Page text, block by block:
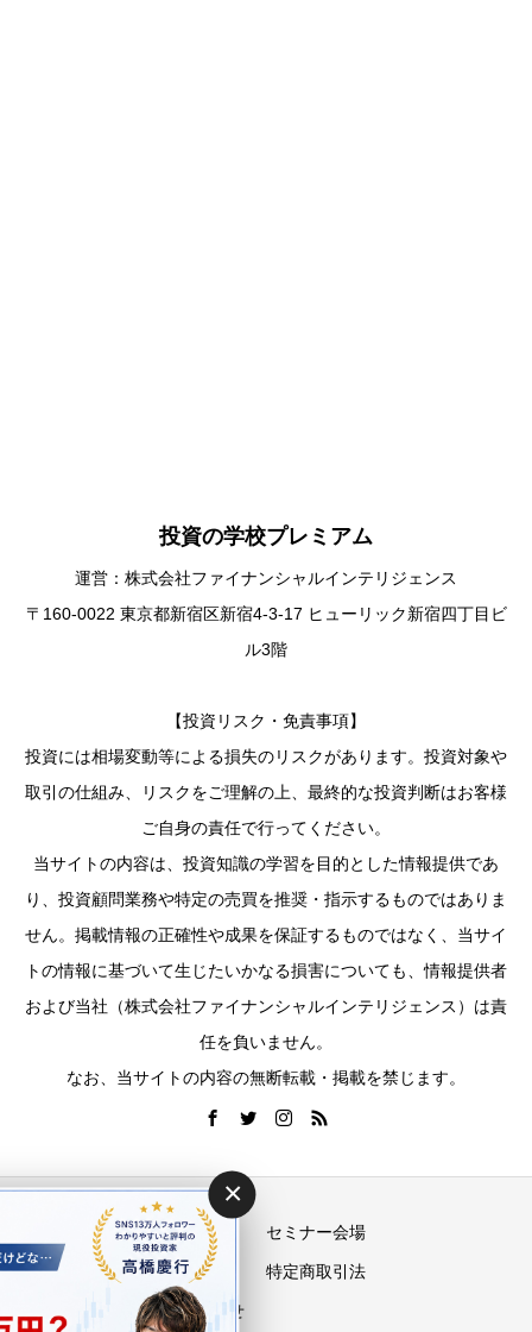
投資の学校プレミアム
運営：株式会社ファイナンシャルインテリジェンス
〒160-0022 東京都新宿区新宿4-3-17 ヒューリック新宿四丁目ビ
ル3階
【投資リスク・免責事項】
投資には相場変動等による損失のリスクがあります。投資対象や
取引の仕組み、リスクをご理解の上、最終的な投資判断はお客様
ご自身の責任で行ってください。
当サイトの内容は、投資知識の学習を目的とした情報提供であ
り、投資顧問業務や特定の売買を推奨・指示するものではありま
せん。掲載情報の正確性や成果を保証するものではなく、当サイ
トの情報に基づいて生じたいかなる損害についても、情報提供者
および当社（株式会社ファイナンシャルインテリジェンス）は責
任を負いません。
なお、当サイトの内容の無断転載・掲載を禁じます。
セミナー会場
プライバシーポリシー 特定商取引法
お問い合わせ
×